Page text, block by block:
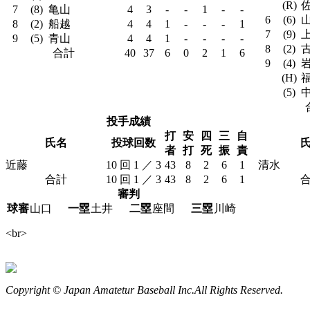
7
(8) 亀山 4 3 - - 1 -
-
8
(2) 船越 4 4 1 - - -
1
9
(5) 青山 4 4 1 - - -
-
合計
40 37 6 0 2 1 6
(R)
6
(6)
7
(9)
8
(2)
9
(4)
(H)
(5)
投手成績
氏名
投球回数
打
者
安
打
四
死
三
振
自
責
近藤
10 回 1 ／ 3 43 8 2 6
1
合計
10 回 1 ／ 3 43 8 2 6 1
清水
審判
球審山口 一塁土井 二塁 座間 三塁 川崎
<br>
Copyright © Japan Amatetur Baseball Inc.All Rights Reserved.